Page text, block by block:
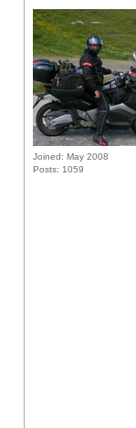
Joined: May 2008
Posts: 1059